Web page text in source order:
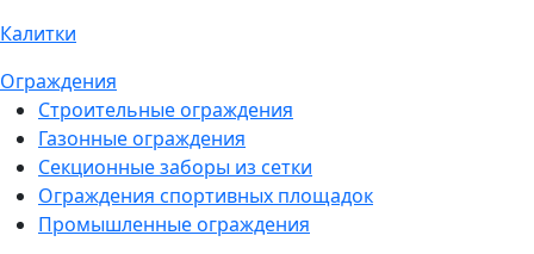
Калитки
Ограждения
Строительные ограждения
Газонные ограждения
Секционные заборы из сетки
Ограждения спортивных площадок
Промышленные ограждения